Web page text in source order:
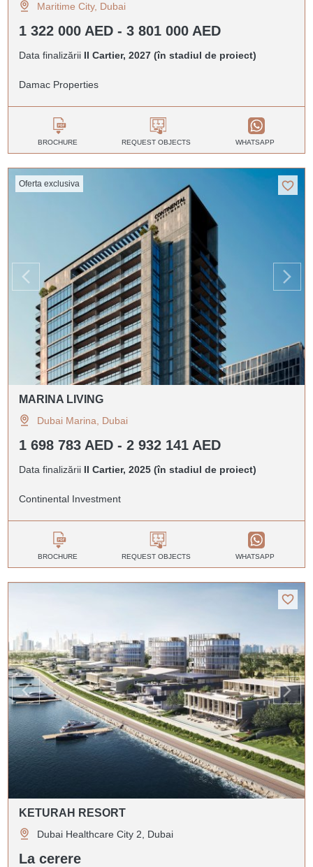
Maritime City, Dubai
1 322 000 AED - 3 801 000 AED
Data finalizării II Cartier, 2027 (în stadiul de proiect)
Damac Properties
BROCHURE REQUEST OBJECTS WHATSAPP
Oferta exclusiva
MARINA LIVING
Dubai Marina, Dubai
1 698 783 AED - 2 932 141 AED
Data finalizării II Cartier, 2025 (în stadiul de proiect)
Continental Investment
BROCHURE REQUEST OBJECTS WHATSAPP
KETURAH RESORT
Dubai Healthcare City 2, Dubai
La cerere